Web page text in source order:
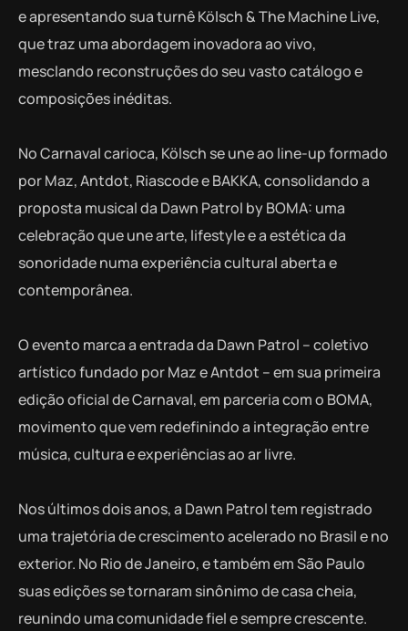
e apresentando sua turnê Kölsch & The Machine Live,
que traz uma abordagem inovadora ao vivo,
mesclando reconstruções do seu vasto catálogo e
composições inéditas.
No Carnaval carioca, Kölsch se une ao line-up formado
por Maz, Antdot, Riascode e BAKKA, consolidando a
proposta musical da Dawn Patrol by BOMA: uma
celebração que une arte, lifestyle e a estética da
sonoridade numa experiência cultural aberta e
contemporânea.
O evento marca a entrada da Dawn Patrol – coletivo
artístico fundado por Maz e Antdot – em sua primeira
edição oficial de Carnaval, em parceria com o BOMA,
movimento que vem redefinindo a integração entre
música, cultura e experiências ao ar livre.
Nos últimos dois anos, a Dawn Patrol tem registrado
uma trajetória de crescimento acelerado no Brasil e no
exterior. No Rio de Janeiro, e também em São Paulo
suas edições se tornaram sinônimo de casa cheia,
reunindo uma comunidade fiel e sempre crescente.